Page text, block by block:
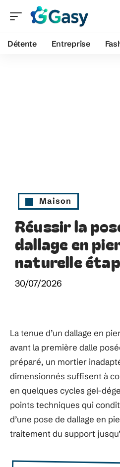
Détente Entreprise
Maison
Réussir la
dallage en
naturelle
30/07/2026
La tenue d’un dallage en
avant la première dalle
préparé, un mortier
dimensionnés suffisent à
en quelques cycles gel-
points techniques qui
d’une pose de dallage en
traitement du support